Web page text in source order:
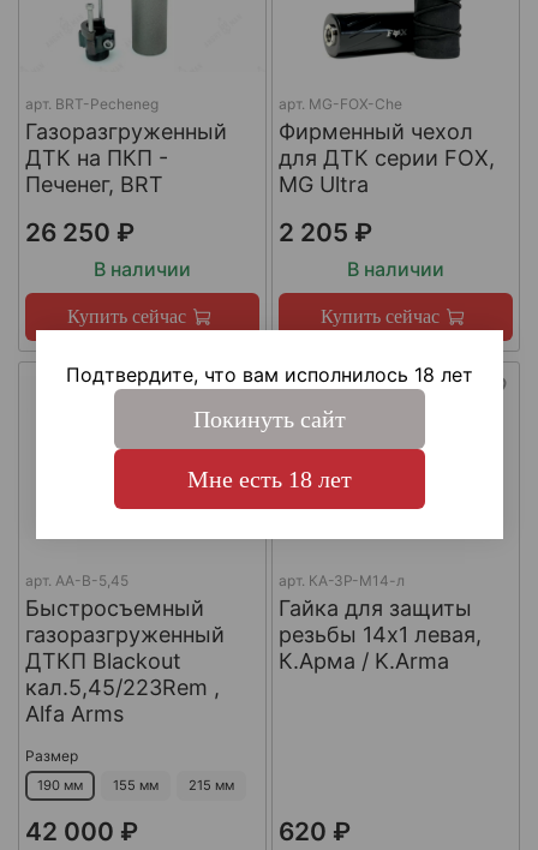
арт. BRT-Pecheneg
Газоразгруженный
ДТК на ПКП -
Печенег, BRT
26 250 ₽
В наличии
Купить сейчас
арт. MG-FOX-Che
Фирменный чехол
для ДТК серии FOX,
MG Ultra
2 205 ₽
В наличии
Купить сейчас
арт. AA-B-5,45
Быстросъемный
газоразгруженный
ДТКП Blackout
кал.5,45/223Rem ,
Alfa Arms
Размер
190 мм 155 мм 215 мм
42 000 ₽
арт. КА-ЗР-М14-л
Гайка для защиты
резьбы 14x1 левая,
К.Арма / K.Arma
620 ₽
Подтвердите, что вам исполнилось 18 лет
Покинуть сайт
Мне есть 18 лет